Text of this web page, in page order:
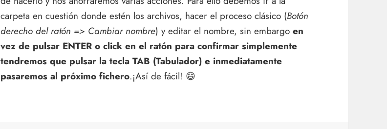
carpeta en cuestión donde estén los archivos, hacer el proceso clásico (Botón
derecho del ratón => Cambiar nombre) y editar el nombre, sin embargo en
vez de pulsar ENTER o click en el ratón para confirmar simplemente
tendremos que pulsar la tecla TAB (Tabulador) e inmediatamente
pasaremos al próximo fichero.¡Así de fácil! 😄